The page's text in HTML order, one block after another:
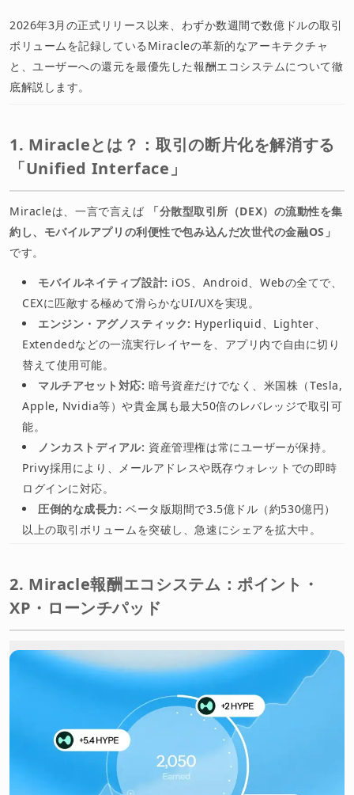
2026年3月の正式リリース以来、わずか数週間で数億ドルの取引
ボリュームを記録しているMiracleの革新的なアーキテクチャ
と、ユーザーへの還元を最優先した報酬エコシステムについて徹
底解説します。
1. Miracleとは？：取引の断片化を解消する
「Unified Interface」
Miracleは、一言で言えば
「分散型取引所（DEX）の流動性を集
約し、モバイルアプリの利便性で包み込んだ次世代の金融OS」
です。
モバイルネイティブ設計: iOS、Android、Webの全てで、
CEXに匹敵する極めて滑らかなUI/UXを実現。
エンジン・アグノスティック: Hyperliquid、Lighter、
Extendedなどの一流実行レイヤーを、アプリ内で自由に切り
替えて使用可能。
マルチアセット対応: 暗号資産だけでなく、米国株（Tesla,
Apple, Nvidia等）や貴金属も最大50倍のレバレッジで取引可
能。
ノンカストディアル: 資産管理権は常にユーザーが保持。
Privy採用により、メールアドレスや既存ウォレットでの即時
ログインに対応。
圧倒的な成長力: ベータ版期間で3.5億ドル（約530億円）
以上の取引ボリュームを突破し、急速にシェアを拡大中。
2. Miracle報酬エコシステム：ポイント・
XP・ローンチパッド